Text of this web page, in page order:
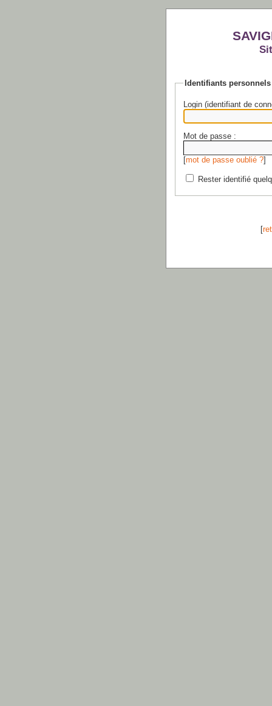
Identifiants personnels
Login (identifiant de
Mot de passe :
[mot de passe oublié ?]
Rester identifié
[